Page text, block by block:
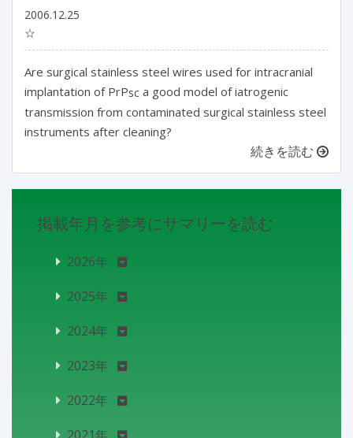
2006.12.25
☆
Are surgical stainless steel wires used for intracranial
implantation of PrPsc a good model of iatrogenic
transmission from contaminated surgical stainless steel
instruments after cleaning?
続きを読む
掲載年月を参考にサマリーを読む
2026年
2025年
2024年
2023年
2022年